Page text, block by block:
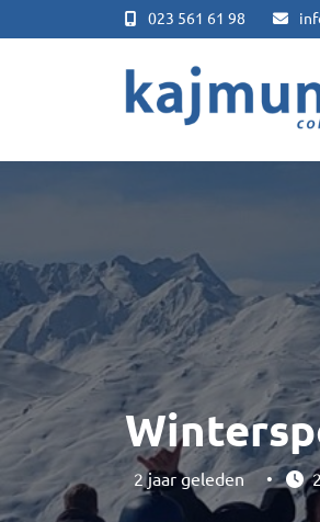
023 561 61 98
2 jaar geleden •